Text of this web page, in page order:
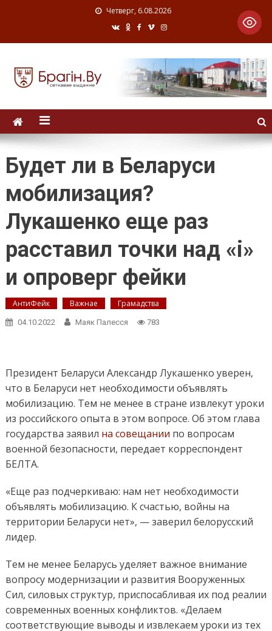
Четверг, 6.08.2026
Будет ли в Беларуси
мобилизация?
Лукашенко еще раз
расставил точки над «i»
и опроверг фейки
АнтиФейк Важнае Грамадства
04.10.2022 Маяк Палесся 783
Президент Беларуси Александр Лукашенко уверен,
что в Беларуси нет необходимости объявлять
мобилизацию. Тем не менее в стране извлекут уроки
из российского опыта в этом вопросе. Об этом глава
государства заявил на совещании по вопросам
военной безопасности, передает корреспондент
БЕЛТА.
«Еще раз подчеркиваю: нам нет необходимости
объявлять мобилизацию. К счастью, войны на
территории Беларуси нет», — заверил белорусский
лидер.
Тем не менее Беларусь уделяет важное внимание
вопросу модернизации и развития Вооруженных
Сил, силовых структур, приспосабливая их под реалии
современных военных конфликтов. «Делаем
соответствующие выводы и извлекаем уроки из тех